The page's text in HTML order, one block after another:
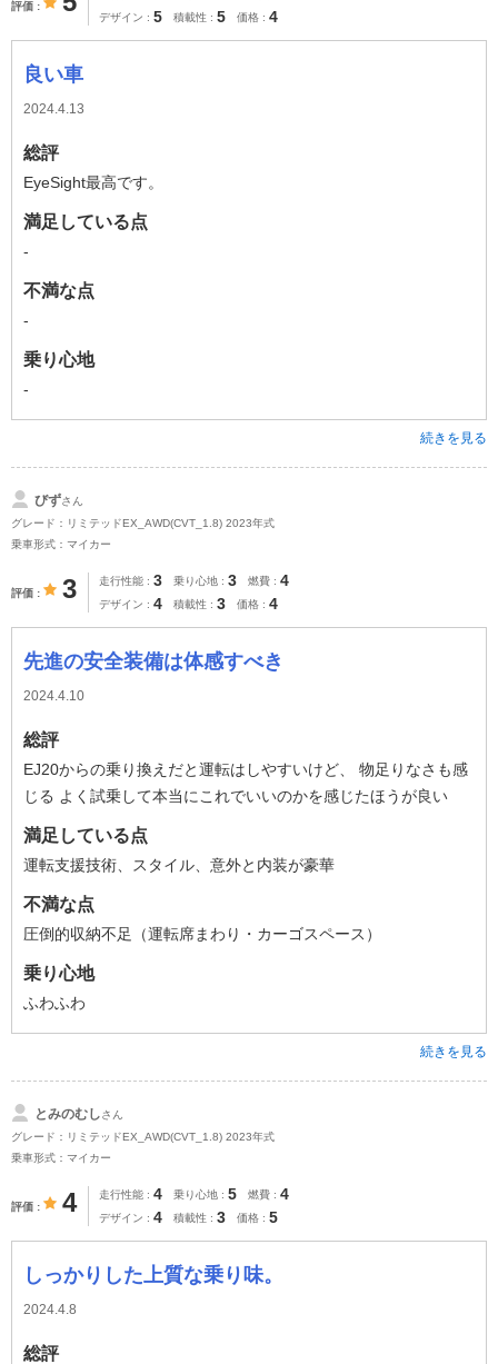
評価
デザイン 5 積載性 5 価格 4
良い車
2024.4.13
総評
EyeSight最高です。
満足している点
-
不満な点
-
乗り心地
-
続きを見る
びずさん
グレード：リミテッドEX_AWD(CVT_1.8) 2023年式
乗車形式：マイカー
評価 3 走行性能 3 乗り心地 3 燃費 4
デザイン 4 積載性 3 価格 4
先進の安全装備は体感すべき
2024.4.10
総評
EJ20からの乗り換えだと運転はしやすいけど、 物足りなさも感
じる よく試乗して本当にこれでいいのかを感じたほうが良い
満足している点
運転支援技術、スタイル、意外と内装が豪華
不満な点
圧倒的収納不足（運転席まわり・カーゴスペース）
乗り心地
ふわふわ
続きを見る
とみのむしさん
グレード：リミテッドEX_AWD(CVT_1.8) 2023年式
乗車形式：マイカー
評価 4 走行性能 4 乗り心地 5 燃費 4
デザイン 4 積載性 3 価格 5
しっかりした上質な乗り味。
2024.4.8
総評